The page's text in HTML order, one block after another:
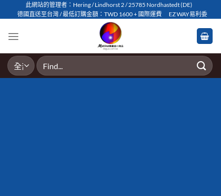
to
此網站的管理者：Hering / Lindhorst 2 / 25785 Nordhastedt (DE)
德國直送至台灣 / 最低訂購金額：TWD 1600 + 國際運費
EZ WAY易利委
搜
尋